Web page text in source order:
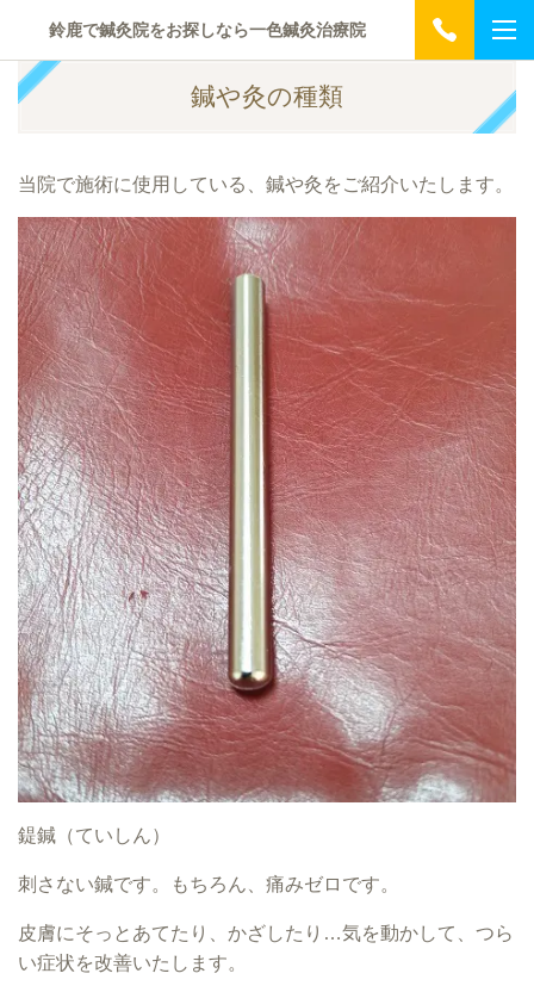
鈴鹿で鍼灸院をお探しなら一色鍼灸治療院
鍼や灸の種類
当院で施術に使用している、鍼や灸をご紹介いたします。
鍉鍼（ていしん）
刺さない鍼です。もちろん、痛みゼロです。
皮膚にそっとあてたり、かざしたり…気を動かして、つら
い症状を改善いたします。